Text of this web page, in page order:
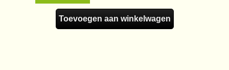
Wijnweetjes
Toevoegen aan winkelwagen